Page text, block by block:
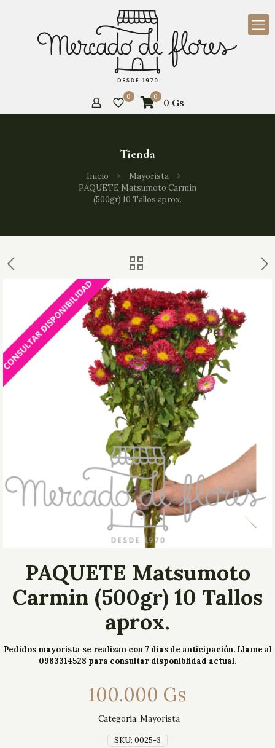
0 0 0 Gs
Tienda
Inicio
Mayorista
PAQUETE Matsumoto Carmin
(500gr) 10 Tallos aprox.
PAQUETE Matsumoto
Carmin (500gr) 10 Tallos
aprox.
Pedidos mayorista se realizan con 7 días de anticipación. Llame al
0983314528 para consultar disponiblidad actual.
100.000 Gs
SKU: 0025-3
Categoría: Mayorista